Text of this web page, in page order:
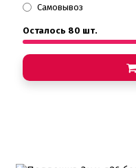
Самовывоз
Осталось 80 шт.